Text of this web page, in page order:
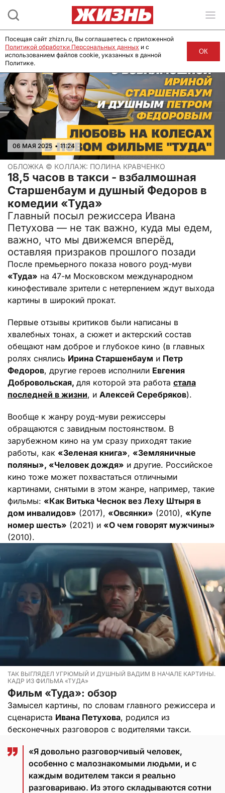
06 МАЯ 2025 • 11:24
ОБЛОЖКА © КОЛЛАЖ: ПОЛИНА КРАВЧЕНКО
18,5 часов в такси - взбалмошная
Старшенбаум и душный Федоров в
комедии «Туда»
Главный посыл режиссера Ивана
Петухова — не так важно, куда мы едем,
важно, что мы движемся вперёд,
оставляя призраков прошлого позади
После премьерного показа нового роуд-муви
«Туда» на 47-м Московском международном
кинофестивале зрители с нетерпением ждут выхода
картины в широкий прокат.
Первые отзывы критиков были написаны в
хвалебных тонах, а сюжет и актерский состав
обещают нам доброе и глубокое кино (в главных
ролях снялись Ирина Старшенбаум и Петр
Федоров, другие героев исполнили Евгения
Добровольская, для которой эта работа стала
последней в жизни, и Алексей Серебряков).
Вообще к жанру роуд-муви режиссеры
обращаются с завидным постоянством. В
зарубежном кино на ум сразу приходят такие
работы, как «Зеленая книга», «Земляничные
поляны», «Человек дождя» и другие. Российское
кино тоже может похвастаться отличными
картинами, снятыми в этом жанре, например, такие
фильмы: «Как Витька Чеснок вез Леху Штыря в
дом инвалидов» (2017), «Овсянки» (2010), «Купе
номер шесть» (2021) и «О чем говорят мужчины»
(2010).
ТАК ВЫГЛЯДЕЛ УГРЮМЫЙ И ДУШНЫЙ ВАДИМ В НАЧАЛЕ КАРТИНЫ.
КАДР ИЗ ФИЛЬМА «ТУДА»
Фильм «Туда»: обзор
Замысел картины, по словам главного режиссера и
сценариста Ивана Петухова, родился из
бесконечных разговоров с водителями такси.
«Я довольно разговорчивый человек,
особенно с малознакомыми людьми, и с
каждым водителем такси я реально
разговариваю. Из этого складываются сотни
Посещая сайт zhizn.ru, Вы соглашаетесь с приложенной
Политикой обработки Персональных данных и с
использованием файлов cookie, указанных в данной
Политике.
ОК